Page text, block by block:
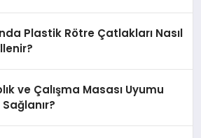
Plastik Rötre Çatlakları Nasıl
ve Çalışma Masası Uyumu
Sağlanır?